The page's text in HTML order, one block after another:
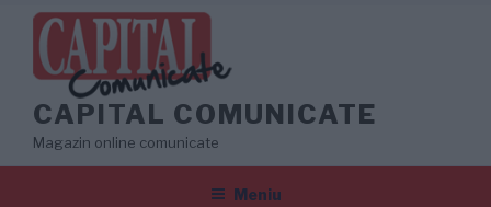
conținut
CAPITAL COMUNICATE
Magazin online comunicate
Meniu